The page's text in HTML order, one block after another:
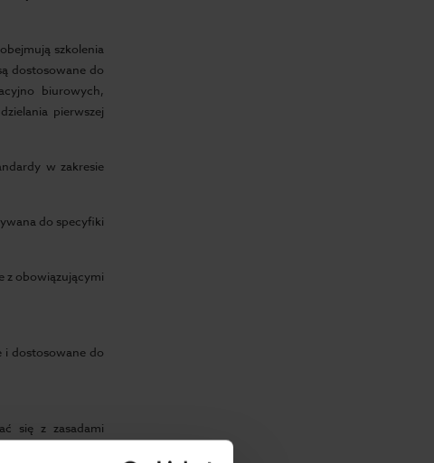
szkolenia
dostosowane do
biurowych,
pierwszej
w zakresie
do specyfiki
z obowiązującymi
i dostosowane do
się z zasadami